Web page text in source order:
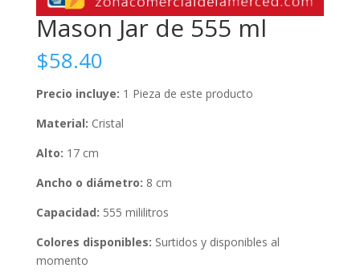
Mason Jar de 555 ml
$58.40
Precio incluye: 1 Pieza de este producto
Material: Cristal
Alto: 17 cm
Ancho o diámetro: 8 cm
Capacidad: 555 mililitros
Colores disponibles: Surtidos y disponibles al
momento